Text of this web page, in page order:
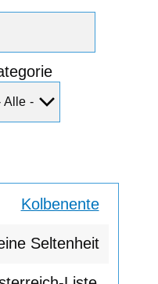
Kolbenente
Seltenheit